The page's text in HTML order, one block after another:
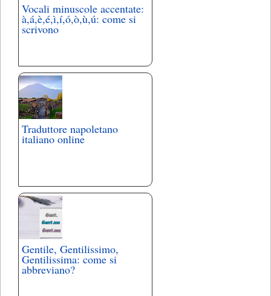
Vocali minuscole accentate:
à,á,è,é,ì,í,ó,ò,ù,ú: come si
scrivono
Traduttore napoletano
italiano online
Gentile, Gentilissimo,
Gentilissima: come si
abbreviano?